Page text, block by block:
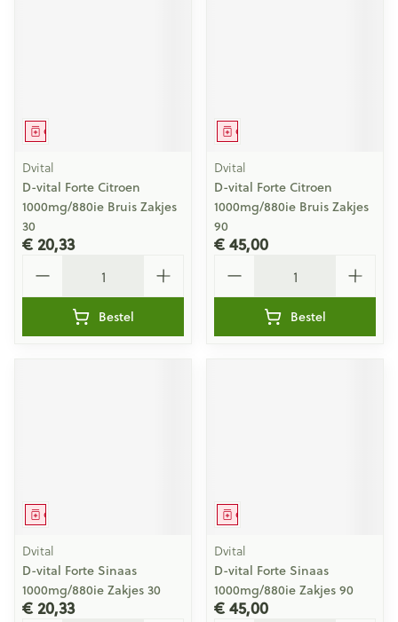
Geneesmiddel
Dvital
D-vital Forte Citroen
1000mg/880ie Bruis Zakjes
30
€ 20,33
Bestel
Geneesmiddel
Dvital
D-vital Forte Citroen
1000mg/880ie Bruis Zakjes
90
€ 45,00
Bestel
Geneesmiddel
Dvital
D-vital Forte Sinaas
1000mg/880ie Zakjes 30
€ 20,33
Geneesmiddel
Dvital
D-vital Forte Sinaas
1000mg/880ie Zakjes 90
€ 45,00